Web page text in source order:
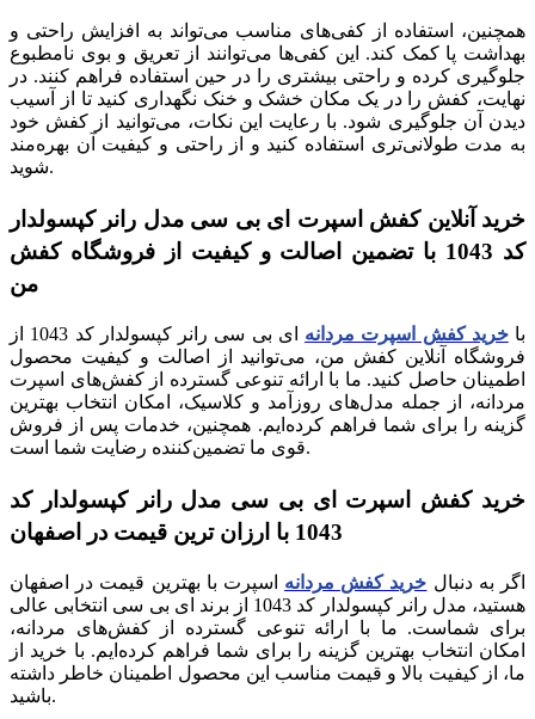
همچنین، استفاده از کفی‌های مناسب می‌تواند به افزایش راحتی و
بهداشت پا کمک کند. این کفی‌ها می‌توانند از تعریق و بوی نامطبوع
جلوگیری کرده و راحتی بیشتری را در حین استفاده فراهم کنند. در
نهایت، کفش را در یک مکان خشک و خنک نگهداری کنید تا از آسیب
دیدن آن جلوگیری شود. با رعایت این نکات، می‌توانید از کفش خود
به مدت طولانی‌تری استفاده کنید و از راحتی و کیفیت آن بهره‌مند
شوید.
خرید آنلاین کفش اسپرت ای بی سی مدل رانر کپسولدار
کد 1043 با تضمین اصالت و کیفیت از فروشگاه کفش
من
باخرید کفش اسپرت مردانه
ای بی سی رانر کپسولدار کد 1043 از
فروشگاه آنلاین کفش من، می‌توانید از اصالت و کیفیت محصول
اطمینان حاصل کنید. ما با ارائه تنوعی گسترده از کفش‌های اسپرت
مردانه، از جمله مدل‌های روزآمد و کلاسیک، امکان انتخاب بهترین
گزینه را برای شما فراهم کرده‌ایم. همچنین، خدمات پس از فروش
قوی ما تضمین‌کننده رضایت شما است.
خرید کفش اسپرت ای بی سی مدل رانر کپسولدار کد
1043 با ارزان ترین قیمت در اصفهان
اگر به دنبال خرید کفش مردانه اسپرت با بهترین قیمت در اصفهان
هستید، مدل رانر کپسولدار کد 1043 از برند ای بی سی انتخابی عالی
برای شماست. ما با ارائه تنوعی گسترده از کفش‌های مردانه،
امکان انتخاب بهترین گزینه را برای شما فراهم کرده‌ایم. با خرید از
ما، از کیفیت بالا و قیمت مناسب این محصول اطمینان خاطر داشته
باشید.